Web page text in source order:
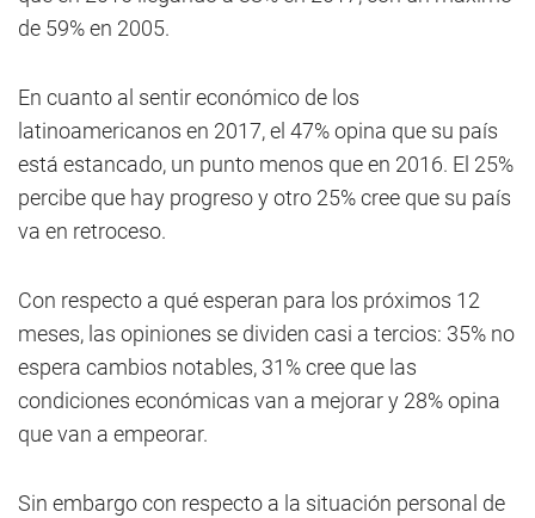
de 59% en 2005.
En cuanto al sentir económico de los
latinoamericanos en 2017, el 47% opina que su país
está estancado, un punto menos que en 2016. El 25%
percibe que hay progreso y otro 25% cree que su país
va en retroceso.
Con respecto a qué esperan para los próximos 12
meses, las opiniones se dividen casi a tercios: 35% no
espera cambios notables, 31% cree que las
condiciones económicas van a mejorar y 28% opina
que van a empeorar.
Sin embargo con respecto a la situación personal de